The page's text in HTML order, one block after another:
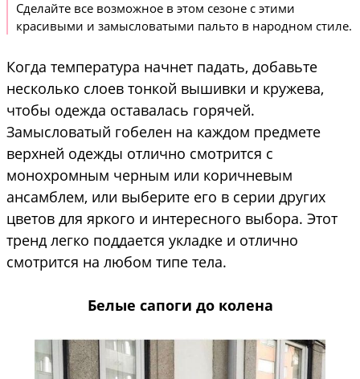
Сделайте все возможное в этом сезоне с этими
красивыми и замысловатыми пальто в народном стиле.
Когда температура начнет падать, добавьте
несколько слоев тонкой вышивки и кружева,
чтобы одежда оставалась горячей.
Замысловатый гобелен на каждом предмете
верхней одежды отлично смотрится с
монохромным черным или коричневым
ансамблем, или выберите его в серии других
цветов для яркого и интересного выбора. Этот
тренд легко поддается укладке и отлично
смотрится на любом типе тела.
Белые сапоги до колена